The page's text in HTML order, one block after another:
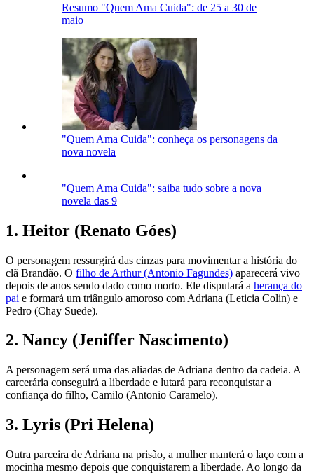
Resumo "Quem Ama Cuida": de 25 a 30 de
maio
"Quem Ama Cuida": conheça os personagens da
nova novela
"Quem Ama Cuida": saiba tudo sobre a nova
novela das 9
1. Heitor (Renato Góes)
O personagem ressurgirá das cinzas para movimentar a história do
clã Brandão. O filho de Arthur (Antonio Fagundes) aparecerá vivo
depois de anos sendo dado como morto. Ele disputará a herança do
pai e formará um triângulo amoroso com Adriana (Leticia Colin) e
Pedro (Chay Suede).
2. Nancy (Jeniffer Nascimento)
A personagem será uma das aliadas de Adriana dentro da cadeia. A
carcerária conseguirá a liberdade e lutará para reconquistar a
confiança do filho, Camilo (Antonio Caramelo).
3. Lyris (Pri Helena)
Outra parceira de Adriana na prisão, a mulher manterá o laço com a
mocinha mesmo depois que conquistarem a liberdade. Ao longo da